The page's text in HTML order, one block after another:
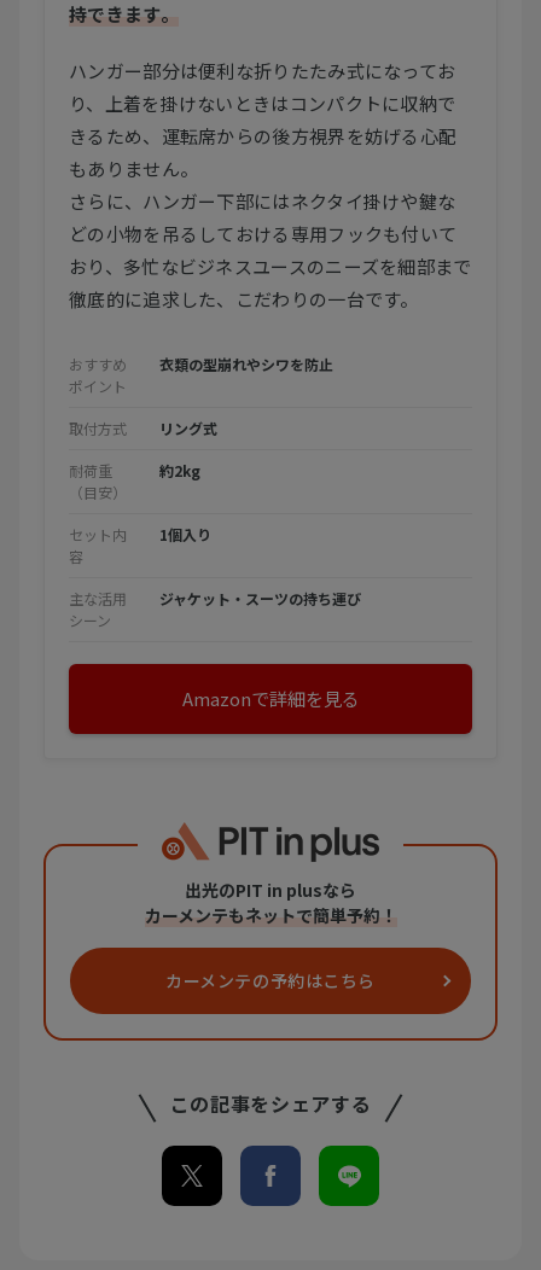
持できます。
ハンガー部分は便利な折りたたみ式になってお
り、上着を掛けないときはコンパクトに収納で
きるため、運転席からの後方視界を妨げる心配
もありません。
さらに、ハンガー下部にはネクタイ掛けや鍵な
どの小物を吊るしておける専用フックも付いて
おり、多忙なビジネスユースのニーズを細部まで
徹底的に追求した、こだわりの一台です。
おすすめ
ポイント
衣類の型崩れやシワを防止
取付方式 リング式
耐荷重
（目安）
約2kg
セット内
容
1個入り
主な活用
シーン
ジャケット・スーツの持ち運び
Amazonで詳細を見る
出光のPIT in plusなら
カーメンテもネットで簡単予約！
カーメンテの予約はこちら
この記事をシェアする